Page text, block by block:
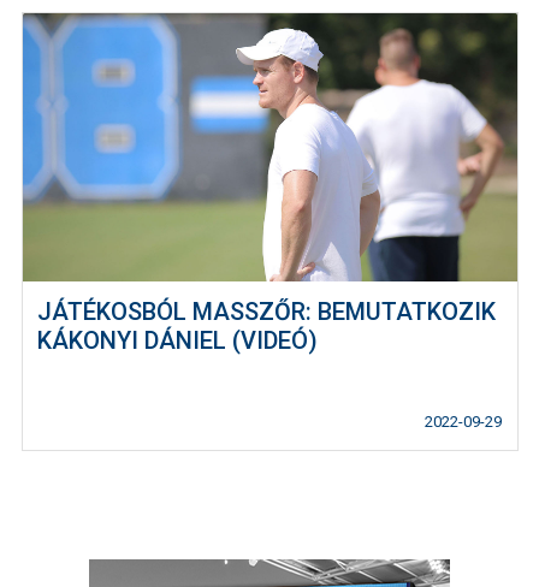
JÁTÉKOSBÓL MASSZŐR: BEMUTATKOZIK
KÁKONYI DÁNIEL (VIDEÓ)
2022-09-29